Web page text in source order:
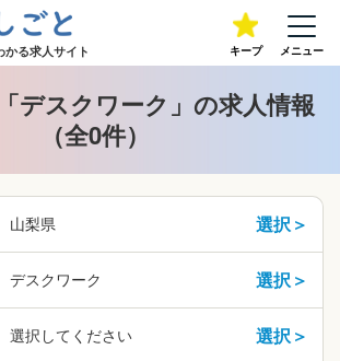
かる求人サイト キープ メニュー
デスクワーク」の求人情報
（全0件）
山梨県 選択＞
デスクワーク 選択＞
選択してください 選択＞